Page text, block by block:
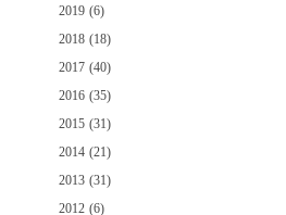
2019 (6)
2018 (18)
2017 (40)
2016 (35)
2015 (31)
2014 (21)
2013 (31)
2012 (6)